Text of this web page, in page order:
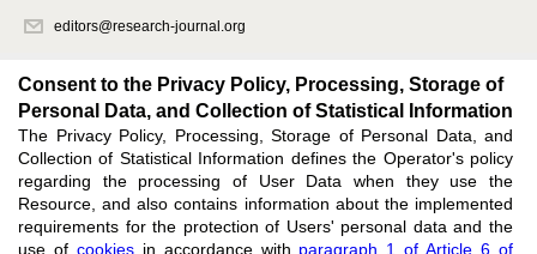
editors@research-journal.org
office 1
Feedback
Consent to the Privacy Policy, Processing, Storage of
Personal Data, and Collection of Statistical Information
The Privacy Policy, Processing, Storage of Personal Data, and
Collection of Statistical Information defines the Operator's policy
regarding the processing of User Data when they use the
Resource, and also contains information about the implemented
requirements for the protection of Users' personal data and the
use of cookiesin accordance with paragraph 1 of Article 6 of